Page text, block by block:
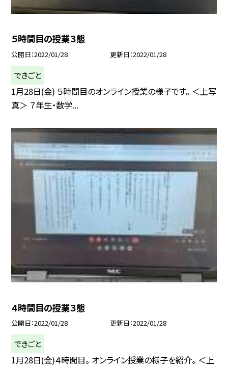
５時間目の授業３態
公開日 2022/01/28 更新日 2022/01/28
できごと
1月28日(金) ５時間目のオンライン授業の様子です。 ＜上写
真＞ ７年生・数学...
４時間目の授業３態
公開日 2022/01/28 更新日 2022/01/28
できごと
1月28日(金)４時間目。 オンライン授業の様子を紹介。 ＜上